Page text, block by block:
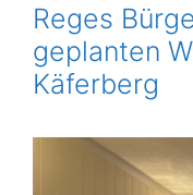
Reges
geplanten
Käferberg